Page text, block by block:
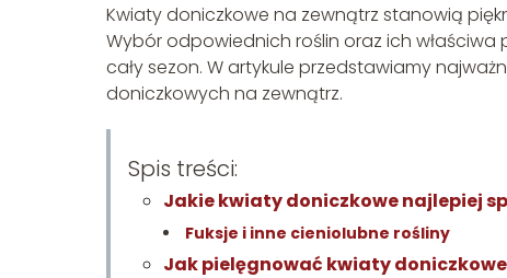
Kwiaty doniczkowe na zewnątrz stanowią
Wybór odpowiednich roślin oraz ich
cały sezon. W artykule przedstawiamy
doniczkowych na zewnątrz.
Spis treści:
Jakie kwiaty doniczkowe najlepiej
Fuksje i inne cieniolubne rośliny
Jak pielęgnować kwiaty